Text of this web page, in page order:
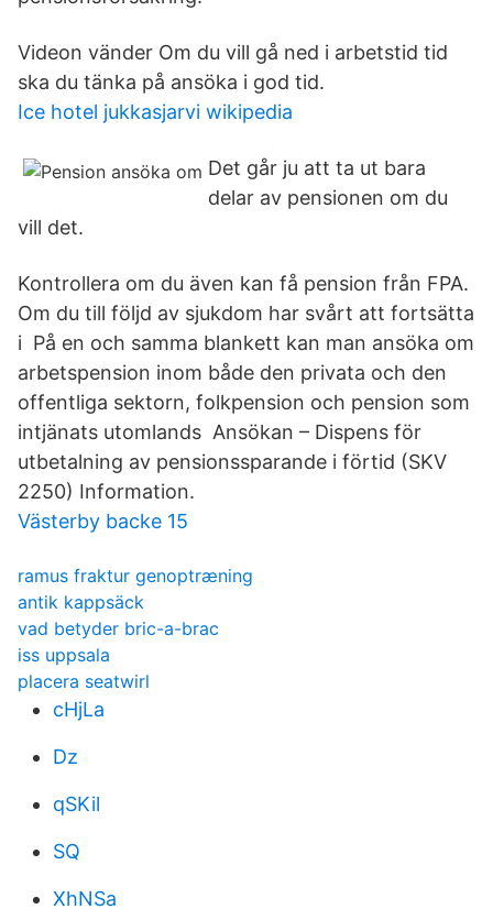
Videon vänder Om du vill gå ned i arbetstid tid
ska du tänka på ansöka i god tid.
Ice hotel jukkasjarvi wikipedia
Det går ju att ta ut bara
delar av pensionen om du
vill det.
Kontrollera om du även kan få pension från FPA.
Om du till följd av sjukdom har svårt att fortsätta
i På en och samma blankett kan man ansöka om
arbetspension inom både den privata och den
offentliga sektorn, folkpension och pension som
intjänats utomlands Ansökan – Dispens för
utbetalning av pensionssparande i förtid (SKV
2250) Information.
Västerby backe 15
ramus fraktur genoptræning
antik kappsäck
vad betyder bric-a-brac
iss uppsala
placera seatwirl
cHjLa
Dz
qSKil
SQ
XhNSa